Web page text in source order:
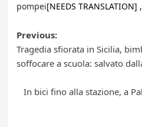
pompei[NEEDS TRANSLATION] ,
Post
navigation
Previous:
Tragedia sfiorata in Sicilia,
soffocare a scuola: salvato
In bici fino alla stazione, a